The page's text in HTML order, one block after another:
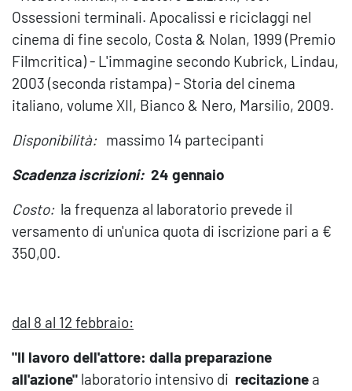
Ossessioni terminali. Apocalissi e riciclaggi nel
cinema di fine secolo, Costa & Nolan, 1999 (Premio
Filmcritica) - L'immagine secondo Kubrick, Lindau,
2003 (seconda ristampa) - Storia del cinema
italiano, volume XII, Bianco & Nero, Marsilio, 2009.
Disponibilità: massimo 14 partecipanti
Scadenza iscrizioni: 24 gennaio
Costo: la frequenza al laboratorio prevede il
versamento di un'unica quota di iscrizione pari a €
350,00.
dal 8 al 12 febbraio:
"Il lavoro dell'attore: dalla preparazione
all'azione" laboratorio intensivo di recitazione a